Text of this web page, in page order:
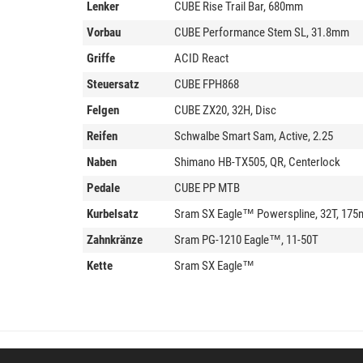
Lenker
CUBE Rise Trail Bar, 680mm
Vorbau
CUBE Performance Stem SL, 31.8mm
Griffe
ACID React
Steuersatz
CUBE FPH868
Felgen
CUBE ZX20, 32H, Disc
Reifen
Schwalbe Smart Sam, Active, 2.25
Naben
Shimano HB-TX505, QR, Centerlock
Pedale
CUBE PP MTB
Kurbelsatz
Sram SX Eagle™ Powerspline, 32T,
Zahnkränze
Sram PG-1210 Eagle™, 11-50T
Kette
Sram SX Eagle™